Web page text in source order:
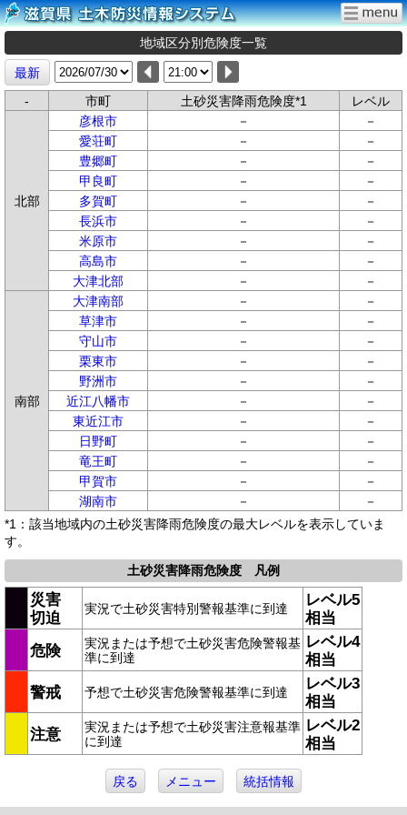
地域区分別危険度一覧
最新
-
市町 土砂災害降雨危険度*1 レベル
北部
彦根市 －
－
愛荘町
－
－
豊郷町
－
－
甲良町
－
－
多賀町
－
－
長浜市
－
－
米原市
－
－
高島市
－
－
大津北部
－ －
南部
大津南部 －
－
草津市
－
－
守山市
－
－
栗東市
－
－
野洲市
－
－
近江八幡市
－
－
東近江市
－
－
日野町
－
－
竜王町
－
－
甲賀市
－
－
湖南市
－
－
*1：該当地域内の土砂災害降雨危険度の最大レベルを表示していま
す。
土砂災害降雨危険度 凡例
災害
切迫
実況で土砂災害特別警報基準に到達
レベル5
相当
危険
実況または予想で土砂災害危険警報基
準に到達
レベル4
相当
警戒
予想で土砂災害危険警報基準に到達
レベル3
相当
注意
実況または予想で土砂災害注意報基準
に到達
レベル2
相当
戻る メニュー 統括情報